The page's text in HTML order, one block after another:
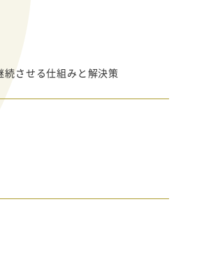
させる仕組みと解決策